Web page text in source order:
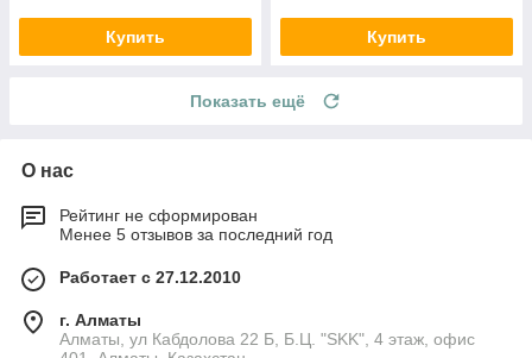
Купить Купить
Показать ещё
О нас
Рейтинг не сформирован
Менее 5 отзывов за последний год
Работает с 27.12.2010
г. Алматы
Алматы, ул Кабдолова 22 Б, Б.Ц. "SKK", 4 этаж, офис